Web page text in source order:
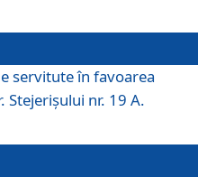
servitute în favoarea
nr. 19 A.